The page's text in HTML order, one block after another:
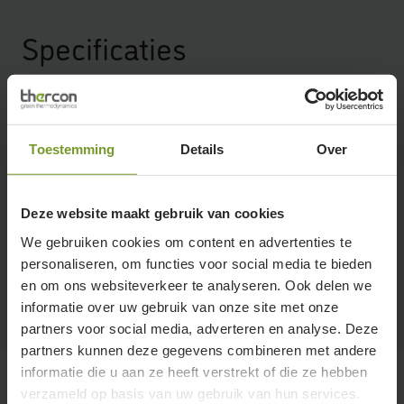
Toestemming Details Over
Deze website maakt gebruik van cookies
We gebruiken cookies om content en advertenties te
personaliseren, om functies voor social media te bieden
en om ons websiteverkeer te analyseren. Ook delen we
informatie over uw gebruik van onze site met onze
partners voor social media, adverteren en analyse. Deze
partners kunnen deze gegevens combineren met andere
informatie die u aan ze heeft verstrekt of die ze hebben
verzameld op basis van uw gebruik van hun services.
Specificaties
Inhoud
150L – 200L – 270L
Nominaal vermogen
3,25 kW
A+
COP
3,09-3,37